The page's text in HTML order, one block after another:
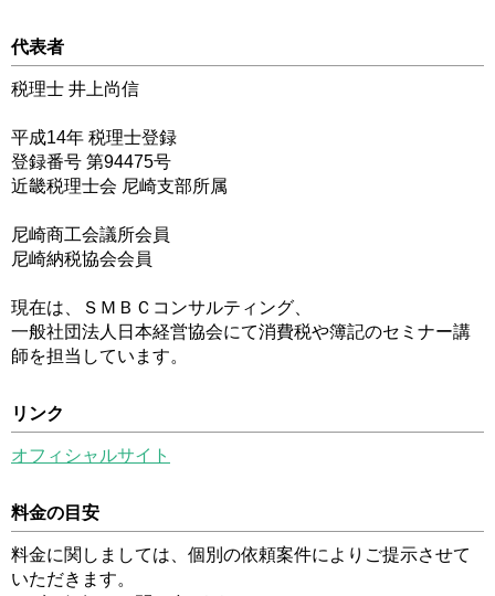
代表者
税理士 井上尚信
平成14年 税理士登録
登録番号 第94475号
近畿税理士会 尼崎支部所属
尼崎商工会議所会員
尼崎納税協会会員
現在は、ＳＭＢＣコンサルティング、
一般社団法人日本経営協会にて消費税や簿記のセミナー講
師を担当しています。
リンク
オフィシャルサイト
料金の目安
料金に関しましては、個別の依頼案件によりご提示させて
いただきます。